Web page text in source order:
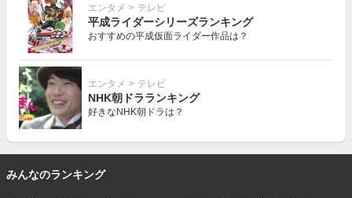
エンタメ > テレビ
平成ライダーシリーズランキング
おすすめの平成仮面ライダー作品は？
エンタメ > テレビ
NHK朝ドラランキング
好きなNHK朝ドラは？
みんなのランキング